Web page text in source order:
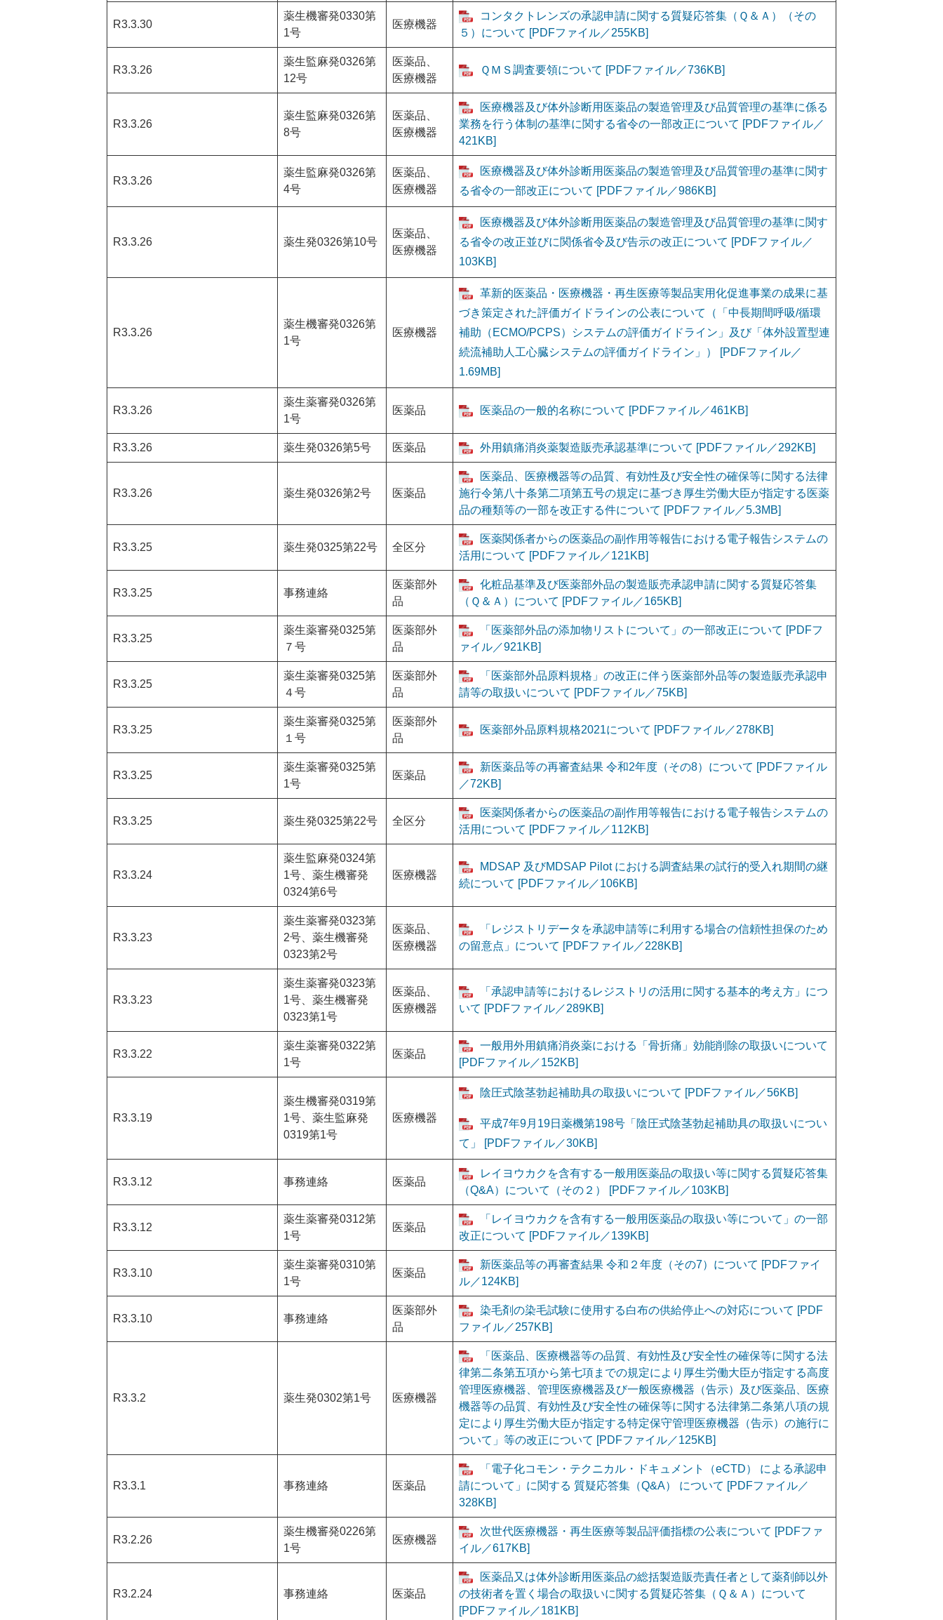
R3.3.30
薬生機審発0330第
1号
医療機器
コンタクトレンズの承認申請に関する質疑応答集（Ｑ＆Ａ）（その
５）について [PDFファイル／255KB]
R3.3.26
薬生監麻発0326第
12号
医薬品、
医療機器
ＱＭＳ調査要領について [PDFファイル／736KB]
R3.3.26
薬生監麻発0326第
8号
医薬品、
医療機器
医療機器及び体外診断用医薬品の製造管理及び品質管理の基準に係る
業務を行う体制の基準に関する省令の一部改正について [PDFファイル／
421KB]
R3.3.26
薬生監麻発0326第
4号
医薬品、
医療機器
医療機器及び体外診断用医薬品の製造管理及び品質管理の基準に関す
る省令の一部改正について [PDFファイル／986KB]
R3.3.26 薬生発0326第10号
医薬品、
医療機器
医療機器及び体外診断用医薬品の製造管理及び品質管理の基準に関す
る省令の改正並びに関係省令及び告示の改正について [PDFファイル／
103KB]
R3.3.26
薬生機審発0326第
1号
医療機器
革新的医薬品・医療機器・再生医療等製品実用化促進事業の成果に基
づき策定された評価ガイドラインの公表について（「中長期間呼吸/循環
補助（ECMO/PCPS）システムの評価ガイドライン」及び「体外設置型連
続流補助人工心臓システムの評価ガイドライン」） [PDFファイル／
1.69MB]
R3.3.26
薬生薬審発0326第
1号
医薬品 医薬品の一般的名称について [PDFファイル／461KB]
R3.3.26 薬生発0326第5号 医薬品 外用鎮痛消炎薬製造販売承認基準について [PDFファイル／292KB]
R3.3.26 薬生発0326第2号 医薬品
医薬品、医療機器等の品質、有効性及び安全性の確保等に関する法律
施行令第八十条第二項第五号の規定に基づき厚生労働大臣が指定する医薬
品の種類等の一部を改正する件について [PDFファイル／5.3MB]
R3.3.25 薬生発0325第22号 全区分
医薬関係者からの医薬品の副作用等報告における電子報告システムの
活用について [PDFファイル／121KB]
R3.3.25 事務連絡
医薬部外
品
化粧品基準及び医薬部外品の製造販売承認申請に関する質疑応答集
（Ｑ＆Ａ）について [PDFファイル／165KB]
R3.3.25
薬生薬審発0325第
７号
医薬部外
品
「医薬部外品の添加物リストについて」の一部改正について [PDFフ
ァイル／921KB]
R3.3.25
薬生薬審発0325第
４号
医薬部外
品
「医薬部外品原料規格」の改正に伴う医薬部外品等の製造販売承認申
請等の取扱いについて [PDFファイル／75KB]
R3.3.25
薬生薬審発0325第
１号
医薬部外
品
医薬部外品原料規格2021について [PDFファイル／278KB]
R3.3.25
薬生薬審発0325第
1号
医薬品
新医薬品等の再審査結果 令和2年度（その8）について [PDFファイル
／72KB]
R3.3.25 薬生発0325第22号 全区分
医薬関係者からの医薬品の副作用等報告における電子報告システムの
活用について [PDFファイル／112KB]
R3.3.24
薬生監麻発0324第
1号、薬生機審発
0324第6号
医療機器
MDSAP 及びMDSAP Pilot における調査結果の試行的受入れ期間の継
続について [PDFファイル／106KB]
R3.3.23
薬生薬審発0323第
2号、薬生機審発
0323第2号
医薬品、
医療機器
「レジストリデータを承認申請等に利用する場合の信頼性担保のため
の留意点」について [PDFファイル／228KB]
R3.3.23
薬生薬審発0323第
1号、薬生機審発
0323第1号
医薬品、
医療機器
「承認申請等におけるレジストリの活用に関する基本的考え方」につ
いて [PDFファイル／289KB]
R3.3.22
薬生薬審発0322第
1号
医薬品
一般用外用鎮痛消炎薬における「骨折痛」効能削除の取扱いについて
[PDFファイル／152KB]
R3.3.19
薬生機審発0319第
1号、薬生監麻発
0319第1号
医療機器
陰圧式陰茎勃起補助具の取扱いについて [PDFファイル／56KB]
平成7年9月19日薬機第198号「陰圧式陰茎勃起補助具の取扱いについ
て」 [PDFファイル／30KB]
R3.3.12 事務連絡 医薬品
レイヨウカクを含有する一般用医薬品の取扱い等に関する質疑応答集
（Q&A）について（その２） [PDFファイル／103KB]
R3.3.12
薬生薬審発0312第
1号
医薬品
「レイヨウカクを含有する一般用医薬品の取扱い等について」の一部
改正について [PDFファイル／139KB]
R3.3.10
薬生薬審発0310第
1号
医薬品
新医薬品等の再審査結果 令和２年度（その7）について [PDFファイ
ル／124KB]
R3.3.10 事務連絡
医薬部外
品
染毛剤の染毛試験に使用する白布の供給停止への対応について [PDF
ファイル／257KB]
R3.3.2 薬生発0302第1号 医療機器
「医薬品、医療機器等の品質、有効性及び安全性の確保等に関する法
律第二条第五項から第七項までの規定により厚生労働大臣が指定する高度
管理医療機器、管理医療機器及び一般医療機器（告示）及び医薬品、医療
機器等の品質、有効性及び安全性の確保等に関する法律第二条第八項の規
定により厚生労働大臣が指定する特定保守管理医療機器（告示）の施行に
ついて」等の改正について [PDFファイル／125KB]
R3.3.1 事務連絡 医薬品
「電子化コモン・テクニカル・ドキュメント（eCTD） による承認申
請について」に関する 質疑応答集（Q&A） について [PDFファイル／
328KB]
R3.2.26
薬生機審発0226第
1号
医療機器
次世代医療機器・再生医療等製品評価指標の公表について [PDFファ
イル／617KB]
R3.2.24 事務連絡 医薬品
医薬品又は体外診断用医薬品の総括製造販売責任者として薬剤師以外
の技術者を置く場合の取扱いに関する質疑応答集（Ｑ＆Ａ）について
[PDFファイル／181KB]